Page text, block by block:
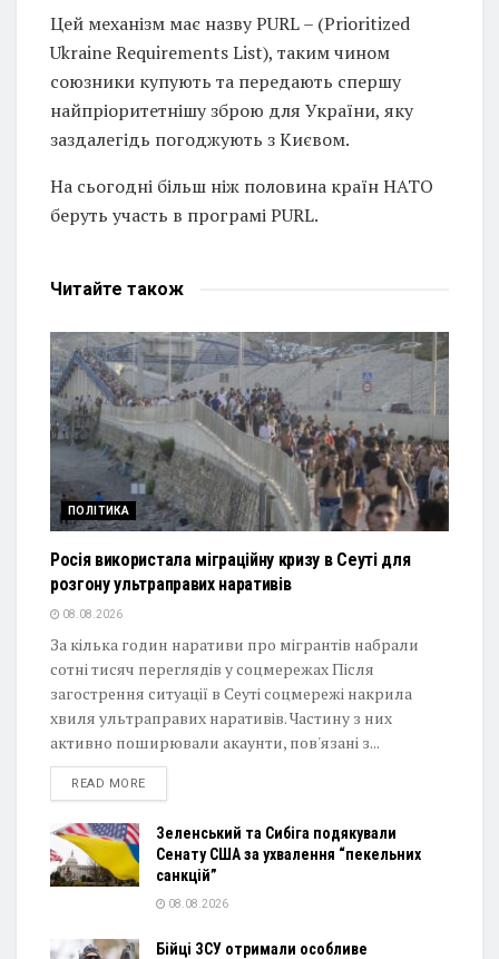
Цей механізм має назву PURL – (Prioritized
Ukraine Requirements List), таким чином
союзники купують та передають спершу
найпріоритетнішу зброю для України, яку
заздалегідь погоджують з Києвом.
На сьогодні більш ніж половина країн НАТО
беруть участь в програмі PURL.
Читайте також
ПОЛІТИКА
Росія використала міграційну кризу в Сеуті для
розгону ультраправих наративів
08.08.2026
За кілька годин наративи про мігрантів набрали
сотні тисяч переглядів у соцмережах Після
загострення ситуації в Сеуті соцмережі накрила
хвиля ультраправих наративів. Частину з них
активно поширювали акаунти, пов'язані з...
READ MOREDETAILS
Зеленський та Сибіга подякували
Сенату США за ухвалення “пекельних
санкцій”
08.08.2026
Бійці ЗСУ отримали особливе